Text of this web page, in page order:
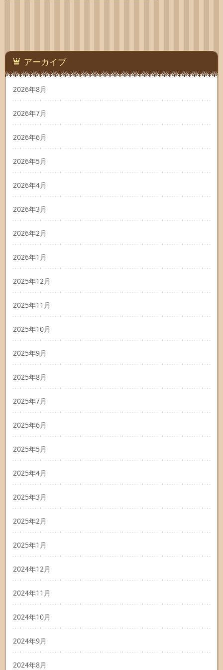
アーカイブ
2026年8月
2026年7月
2026年6月
2026年5月
2026年4月
2026年3月
2026年2月
2026年1月
2025年12月
2025年11月
2025年10月
2025年9月
2025年8月
2025年7月
2025年6月
2025年5月
2025年4月
2025年3月
2025年2月
2025年1月
2024年12月
2024年11月
2024年10月
2024年9月
2024年8月